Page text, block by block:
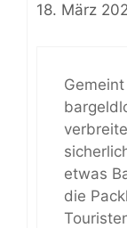
18. März
etwas
die